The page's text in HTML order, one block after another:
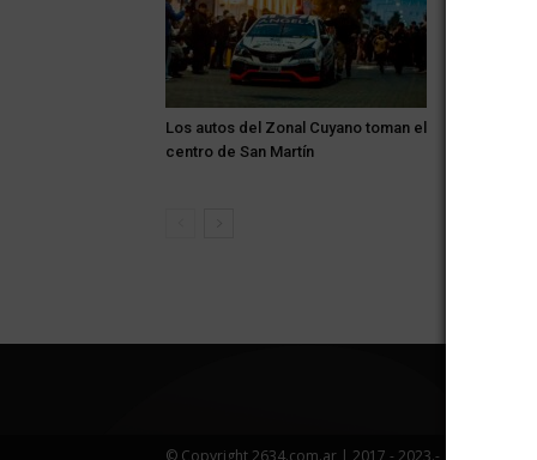
Los autos del Zonal Cuyano toman el
centro de San Martín